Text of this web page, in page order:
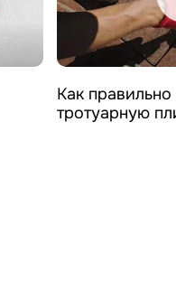
Смотреть
Как
тротуарную